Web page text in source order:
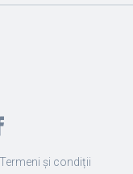
Termeni și condiții